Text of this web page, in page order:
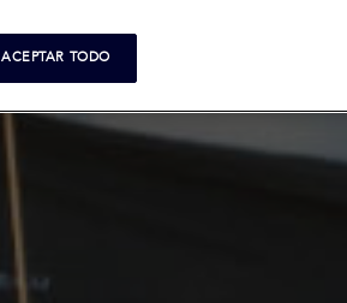
ACEPTAR TODO